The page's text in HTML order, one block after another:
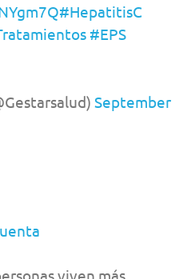
#HepatitisC
#EPS
September